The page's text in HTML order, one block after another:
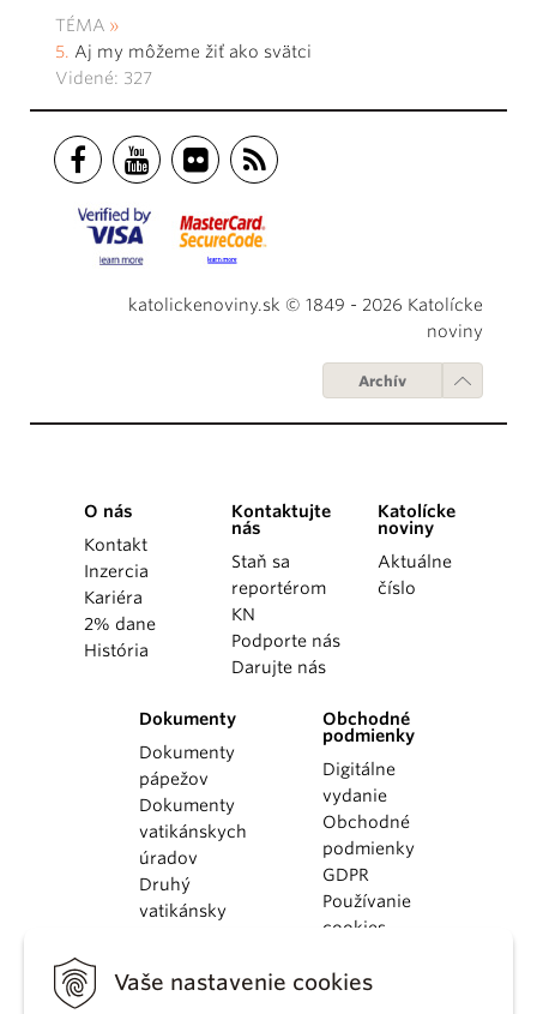
Vaše nastavenie cookies
TÉMA
Aj my môžeme žiť ako svätci
Videné: 327
katolickenoviny.sk © 1849 - 2026 Katolícke
noviny
Archív
O nás
Kontakt
Inzercia
Kariéra
2% dane
História
Kontaktujte
nás
Staň sa
reportérom
KN
Podporte nás
Darujte nás
Katolícke
noviny
Aktuálne
číslo
Dokumenty
Dokumenty
pápežov
Dokumenty
vatikánskych
úradov
Druhý
vatikánsky
KBS
Obchodné
podmienky
Digitálne
vydanie
Obchodné
podmienky
GDPR
Používanie
cookies